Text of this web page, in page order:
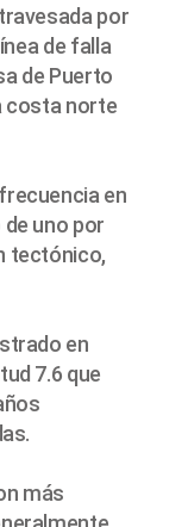
por
de falla
de Puerto
costa norte
en
uno por
tectónico,
en
7.6 que
más